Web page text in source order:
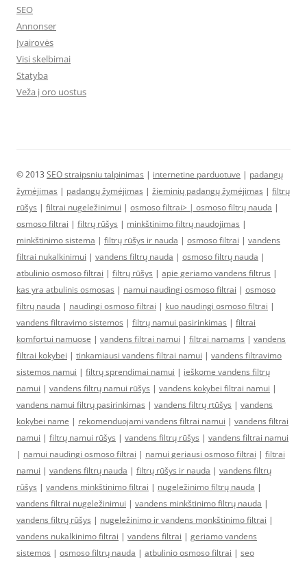
SEO
Annonser
Įvairovės
Visi skelbimai
Statyba
Veža į oro uostus
© 2013 SEO straipsniu talpinimas | internetine parduotuve | padangų
žymėjimas | padangų žymėjimas | žieminių padangų žymėjimas | filtrų
rūšys | filtrai nugeležinimui | osmoso filtrai> | osmoso filtrų nauda |
osmoso filtrai | filtrų rūšys | minkštinimo filtrų naudojimas |
minkštinimo sistema | filtrų rūšys ir nauda | osmoso filtrai | vandens
filtrai nukalkinimui | vandens filtrų nauda | osmoso filtrų nauda |
atbulinio osmoso filtrai | filtrų rūšys | apie geriamo vandens filtrus |
kas yra atbulinis osmosas | namui naudingi osmoso filtrai | osmoso
filtrų nauda | naudingi osmoso filtrai | kuo naudingi osmoso filtrai |
vandens filtravimo sistemos | filtrų namui pasirinkimas | filtrai
komfortui namuose | vandens filtrai namui | filtrai namams | vandens
filtrai kokybei | tinkamiausi vandens filtrai namui | vandens filtravimo
sistemos namui | filtrų sprendimai namui | ieškome vandens filtrų
namui | vandens filtrų namui rūšys | vandens kokybei filtrai namui |
vandens namui filtrų pasirinkimas | vandens filtrų rtūšys | vandens
kokybei name | rekomenduojami vandens filtrai namui | vandens filtrai
namui | filtrų namui rūšys | vandens filtrų rūšys | vandens filtrai namui
| namui naudingi osmoso filtrai | namui geriausi osmoso filtrai | filtrai
namui | vandens filtrų nauda | filtrų rūšys ir nauda | vandens filtrų
rūšys | vandens minkštinimo filtrai | nugeležinimo filtrų nauda |
vandens filtrai nugeležinimui | vandens minkštinimo filtrų nauda |
vandens filtrų rūšys | nugeležinimo ir vandens monkštinimo filtrai |
vandens nukalkinimo filtrai | vandens filtrai | geriamo vandens
sistemos | osmoso filtrų nauda | atbulinio osmoso filtrai | seo